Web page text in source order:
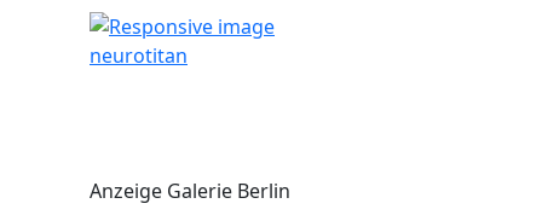
neurotitan
Anzeige Galerie Berlin